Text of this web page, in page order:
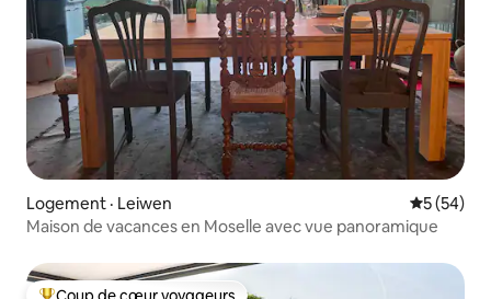
Logement · Leiwen Note
5 (54)
Maison de vacances en Moselle avec vue panoramique